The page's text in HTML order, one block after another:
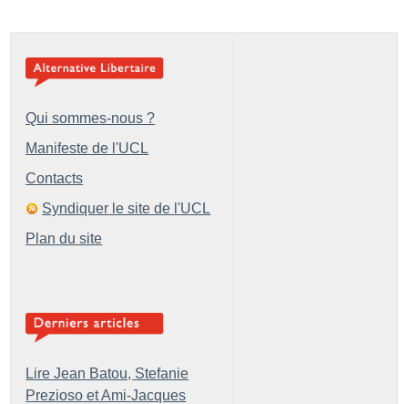
Qui sommes-nous ?
Manifeste de l'UCL
Contacts
Syndiquer le site de l'UCL
Plan du site
Lire Jean Batou, Stefanie
Prezioso et Ami-Jacques